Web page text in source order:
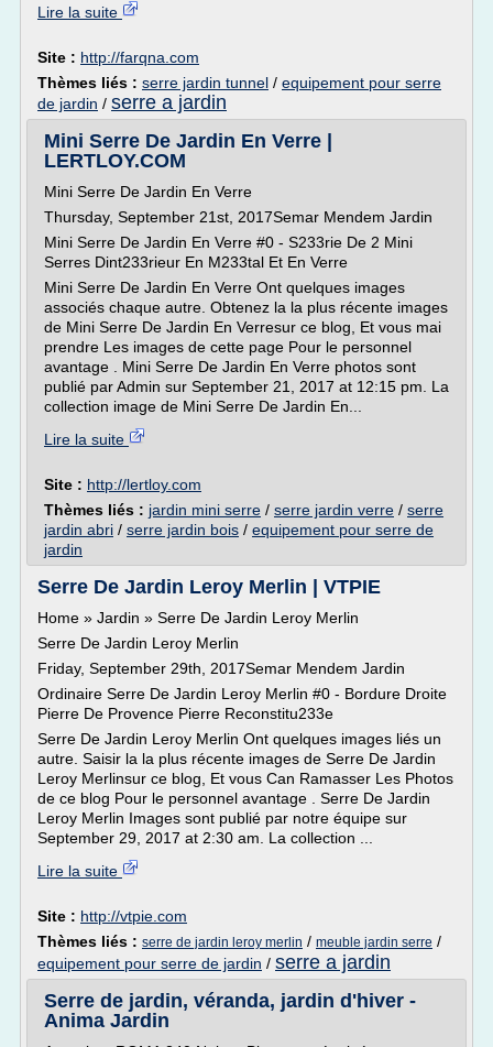
Lire la suite
Site : http://farqna.com
Thèmes liés : serre jardin tunnel / equipement pour serre
de jardin / serre a jardin
Mini Serre De Jardin En Verre |
LERTLOY.COM
Mini Serre De Jardin En Verre
Thursday, September 21st, 2017Semar Mendem Jardin
Mini Serre De Jardin En Verre #0 - S233rie De 2 Mini
Serres Dint233rieur En M233tal Et En Verre
Mini Serre De Jardin En Verre Ont quelques images
associés chaque autre. Obtenez la la plus récente images
de Mini Serre De Jardin En Verresur ce blog, Et vous mai
prendre Les images de cette page Pour le personnel
avantage . Mini Serre De Jardin En Verre photos sont
publié par Admin sur September 21, 2017 at 12:15 pm. La
collection image de Mini Serre De Jardin En...
Lire la suite
Site : http://lertloy.com
Thèmes liés : jardin mini serre / serre jardin verre / serre
jardin abri / serre jardin bois / equipement pour serre de
jardin
Serre De Jardin Leroy Merlin | VTPIE
Home » Jardin » Serre De Jardin Leroy Merlin
Serre De Jardin Leroy Merlin
Friday, September 29th, 2017Semar Mendem Jardin
Ordinaire Serre De Jardin Leroy Merlin #0 - Bordure Droite
Pierre De Provence Pierre Reconstitu233e
Serre De Jardin Leroy Merlin Ont quelques images liés un
autre. Saisir la la plus récente images de Serre De Jardin
Leroy Merlinsur ce blog, Et vous Can Ramasser Les Photos
de ce blog Pour le personnel avantage . Serre De Jardin
Leroy Merlin Images sont publié par notre équipe sur
September 29, 2017 at 2:30 am. La collection ...
Lire la suite
Site : http://vtpie.com
Thèmes liés : serre de jardin leroy merlin / meuble jardin serre /
equipement pour serre de jardin / serre a jardin
Serre de jardin, véranda, jardin d'hiver -
Anima Jardin